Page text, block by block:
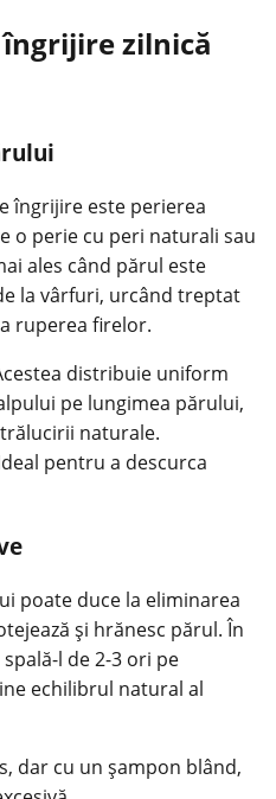
zilnică
îngrijire este perierea
o perie cu peri naturali sau
ales când părul este
la vârfuri, urcând treptat
ruperea firelor.
distribuie uniform
pe lungimea părului,
naturale.
pentru a descurca
poate duce la eliminarea
și hrănesc părul. În
l de 2-3 ori pe
echilibrul natural al
dar cu un șampon blând,